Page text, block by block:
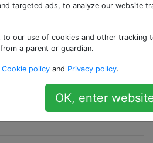
lorsque
via
targeted ads, to analyze our website
to our use of cookies and other tracking
a parent or guardian.
Cookie policy and Privacy policy.
OK, enter